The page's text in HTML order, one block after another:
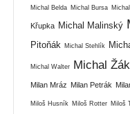
Michal Belda Michal Bursa
Křupka Michal Malinský
Pitoňák
Michal Stehlík
Michal Walter Michal Žák
Milan Mráz Milan Petrák
Miloš Husník Miloš Rotter Miloš